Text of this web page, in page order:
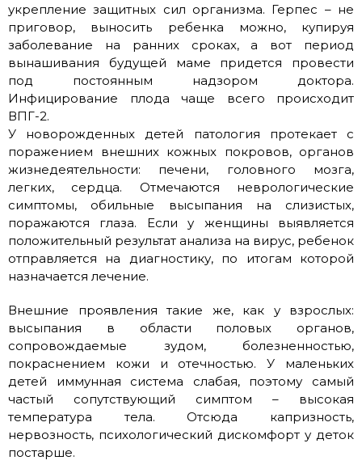
укрепление защитных сил организма. Герпес – не
приговор, выносить ребенка можно, купируя
заболевание на ранних сроках, а вот период
вынашивания будущей маме придется провести
под постоянным надзором доктора.
Инфицирование плода чаще всего происходит
ВПГ-2.
У новорожденных детей патология протекает с
поражением внешних кожных покровов, органов
жизнедеятельности: печени, головного мозга,
легких, сердца. Отмечаются неврологические
симптомы, обильные высыпания на слизистых,
поражаются глаза. Если у женщины выявляется
положительный результат анализа на вирус, ребенок
отправляется на диагностику, по итогам которой
назначается лечение.
Внешние проявления такие же, как у взрослых:
высыпания в области половых органов,
сопровождаемые зудом, болезненностью,
покраснением кожи и отечностью. У маленьких
детей иммунная система слабая, поэтому самый
частый сопутствующий симптом – высокая
температура тела. Отсюда капризность,
нервозность, психологический дискомфорт у деток
постарше.